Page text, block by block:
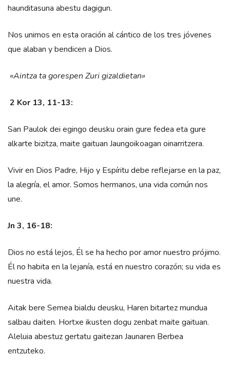
haunditasuna abestu dagigun.
Nos unimos en esta oración al cántico de los tres jóvenes
que alaban y bendicen a Dios.
«Aintza ta gorespen Zuri gizaldietan»
2 Kor 13, 11-13:
San Paulok dei egingo deusku orain gure fedea eta gure
alkarte bizitza, maite gaituan Jaungoikoagan oinarritzera.
Vivir en Dios Padre, Hijo y Espíritu debe reflejarse en la paz,
la alegría, el amor. Somos hermanos, una vida común nos
une.
Jn 3, 16-18:
Dios no está lejos, Él se ha hecho por amor nuestro prójimo.
Él no habita en la lejanía, está en nuestro corazón; su vida es
nuestra vida.
Aitak bere Semea bialdu deusku, Haren bitartez mundua
salbau daiten. Hortxe ikusten dogu zenbat maite gaituan.
Aleluia abestuz gertatu gaitezan Jaunaren Berbea
entzuteko.